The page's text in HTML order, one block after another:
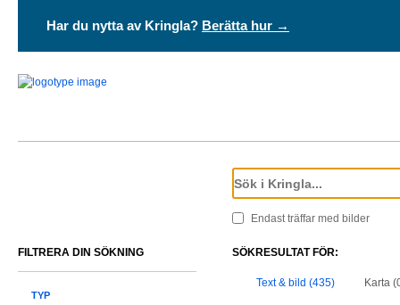
Har du nytta av Kringla? Berätta hur →
Endast träffar med bilder
SÖKRESULTAT FÖR:
Text & bild (435) Karta
FILTRERA DIN SÖKNING
TYP